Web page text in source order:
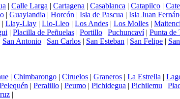
| Calle Larga | Cartagena | Casablanca | Catapilco |
| Guaylandia | Horcón | Isla de Pascua | Isla Juan
| Llay-Llay | Llo-Lleo | Los Andes | Los Molles |
| Placilla de Peñuelas | Portillo | Puchuncaví| Punta de
San Antonio | San Carlos | San Esteban | San Felipe |
| Chimbarongo | Ciruelos | Graneros | La Estrella |
Pelequén | Peralillo | Peumo | Pichidegua | Pichilemu |
|